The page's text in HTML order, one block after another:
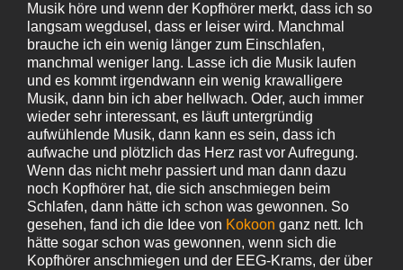
Musik höre und wenn der Kopfhörer merkt, dass ich so
langsam wegdusel, dass er leiser wird. Manchmal
brauche ich ein wenig länger zum Einschlafen,
manchmal weniger lang. Lasse ich die Musik laufen
und es kommt irgendwann ein wenig krawalligere
Musik, dann bin ich aber hellwach. Oder, auch immer
wieder sehr interessant, es läuft untergründig
aufwühlende Musik, dann kann es sein, dass ich
aufwache und plötzlich das Herz rast vor Aufregung.
Wenn das nicht mehr passiert und man dann dazu
noch Kopfhörer hat, die sich anschmiegen beim
Schlafen, dann hätte ich schon was gewonnen. So
gesehen, fand ich die Idee von Kokoon ganz nett. Ich
hätte sogar schon was gewonnen, wenn sich die
Kopfhörer anschmiegen und der EEG-Krams, der über